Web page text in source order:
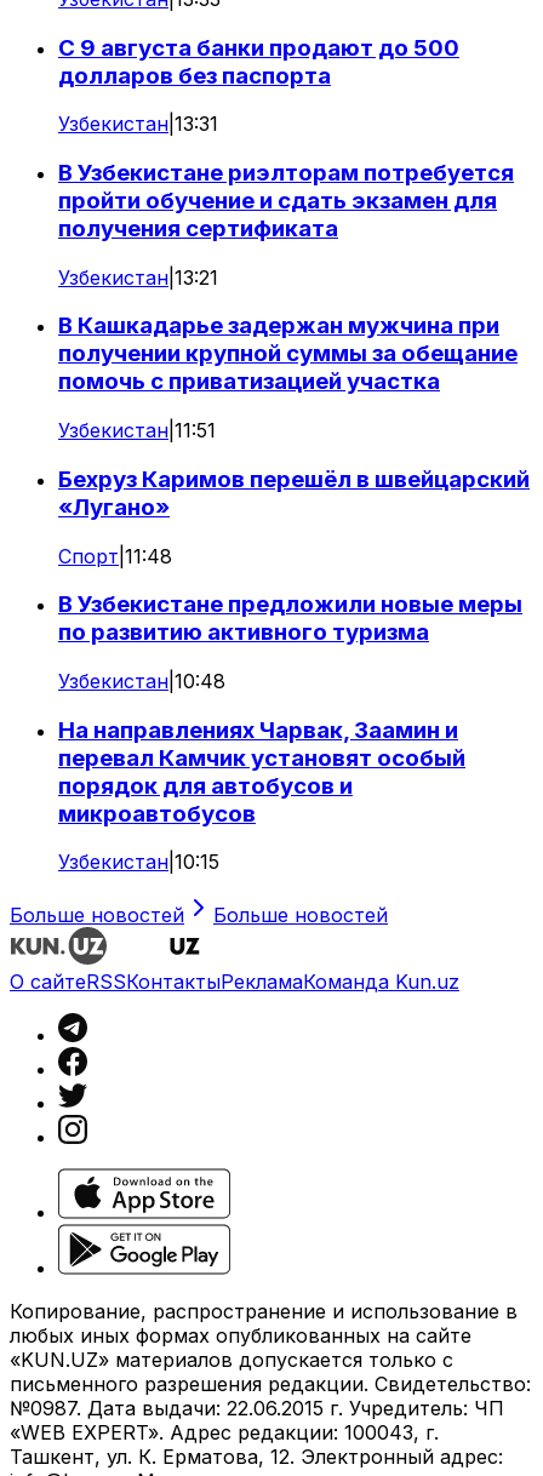
С 9 августа банки продают до 500
долларов без паспорта
Узбекистан 13:31
В Узбекистане риэлторам потребуется
пройти обучение и сдать экзамен для
получения сертификата
Узбекистан 13:21
В Кашкадарье задержан мужчина при
получении крупной суммы за обещание
помочь с приватизацией участка
Узбекистан 11:51
Бехруз Каримов перешёл в швейцарский
«Лугано»
Спорт 11:48
В Узбекистане предложили новые меры
по развитию активного туризма
Узбекистан 10:48
На направлениях Чарвак, Заамин и
перевал Камчик установят особый
порядок для автобусов и
микроавтобусов
Узбекистан 10:15
Больше новостей Больше новостей
О сайтеRSSКонтактыРекламаКоманда Kun.uz
Копирование, распространение и использование в
любых иных формах опубликованных на сайте
«KUN.UZ» материалов допускается только с
письменного разрешения редакции. Свидетельство:
№0987. Дата выдачи: 22.06.2015 г. Учредитель: ЧП
«WEB EXPERT». Адрес редакции: 100043, г.
Ташкент, ул. К. Ерматова, 12. Электронный адрес: